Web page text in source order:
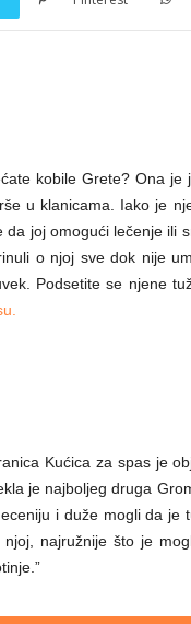
e
kobile Grete? Ona je
u klanicama. Iako je
da joj omogući lečenje ili
o njoj sve dok nije
Podsetite se njene
Kućica za spas je
je najboljeg druga
i duže mogli da je
njoj, najružnije što je